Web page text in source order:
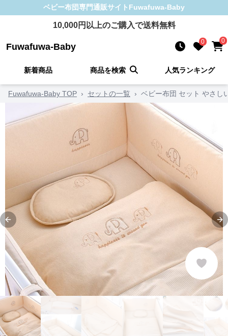
ベビー布団専門通販サイト Fuwafuwa-Baby
10,000円以上のご購入で送料無料
Fuwafuwa-Baby 0 0
新着商品 商品を検索 人気ランキング
Fuwafuwa-Baby TOP › セットの一覧 › ベビー布団 セット やさし
Previous slide